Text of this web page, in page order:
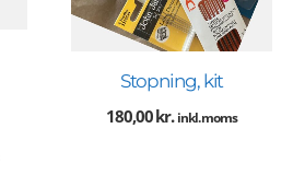
Stopning, kit
180,00kr. inkl. moms